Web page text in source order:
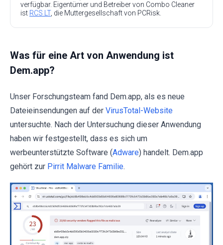
verfügbar. Eigentümer und Betreiber von Combo Cleaner
ist RCS LT, die Muttergesellschaft von PCRisk.
Was für eine Art von Anwendung ist
Dem.app?
Unser Forschungsteam fand Dem.app, als es neue
Dateieinsendungen auf der VirusTotal-Website
untersuchte. Nach der Untersuchung dieser Anwendung
haben wir festgestellt, dass es sich um
werbeunterstützte Software (Adware) handelt. Dem.app
gehört zur Pirrit Malware Familie.